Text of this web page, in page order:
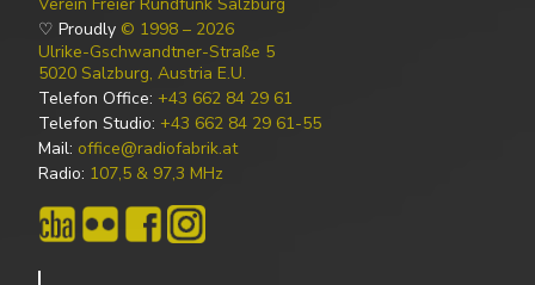
Verein Freier Rundfunk Salzburg
♡ Proudly © 1998 – 2026
Ulrike-Gschwandtner-Straße 5
5020 Salzburg, Austria E.U.
Telefon Office: +43 662 84 29 61
Telefon Studio: +43 662 84 29 61-55
Mail: office@radiofabrik.at
Radio: 107,5 & 97,3 MHz